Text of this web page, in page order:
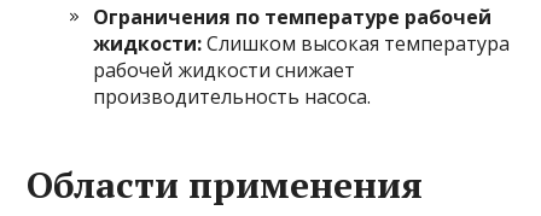
Ограничения по температуре рабочей
жидкости:Слишком высокая температура
рабочей жидкости снижает
производительность насоса.
Области применения